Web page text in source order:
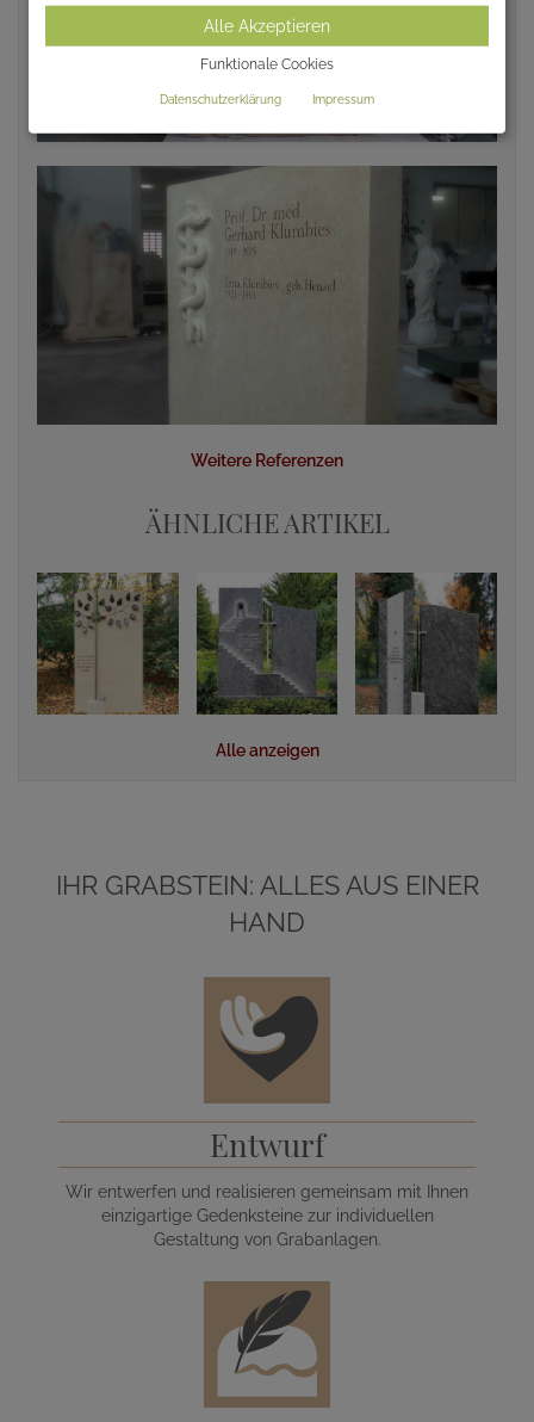
Weitere Referenzen
ÄHNLICHE ARTIKEL
Alle anzeigen
IHR GRABSTEIN: ALLES AUS EINER
HAND
Entwurf
Wir entwerfen und realisieren gemeinsam mit Ihnen
einzigartige Gedenksteine zur individuellen
Gestaltung von Grabanlagen.
Alle Akzeptieren
Funktionale Cookies
Datenschutzerklärung Impressum